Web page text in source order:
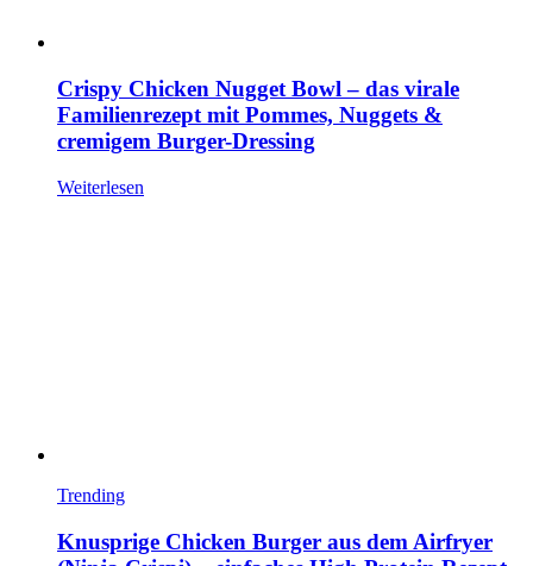
Crispy Chicken Nugget Bowl – das virale
Familienrezept mit Pommes, Nuggets &
cremigem Burger-Dressing
Weiterlesen
Trending
Knusprige Chicken Burger aus dem Airfryer